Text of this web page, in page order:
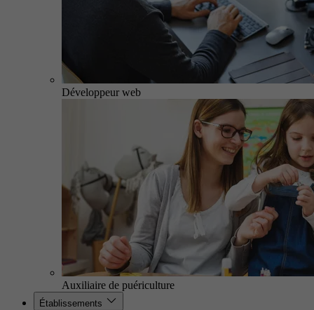
Développeur web
Auxiliaire de puériculture
Établissements